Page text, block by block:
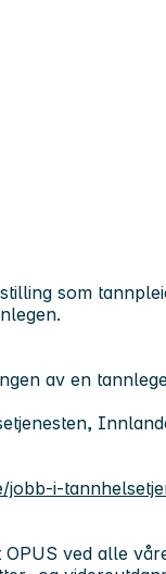
som
av en
i-
ved alle